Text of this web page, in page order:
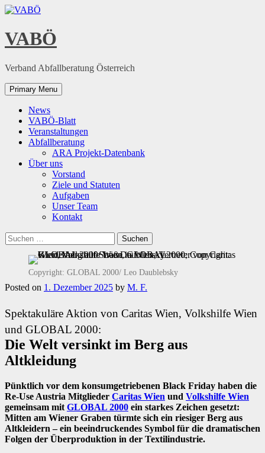
Skip
content
VABÖ
Verband Abfallberatung Österreich
Primary Menu
News
VABÖ-Blatt
Veranstaltungen
Abfallberatung
ARA Projekt-Datenbank
Über uns
Vorstand
Ziele und Statuten
Aufgaben
Unser Team
Kontakt
Suchen
nach:
Copyright: GLOBAL 2000/ Leo Daublebsky
Posted on 1. Dezember 2025 by M. F.
Spektakuläre Aktion von Caritas Wien, Volkshilfe Wien
und GLOBAL 2000:
Die Welt versinkt im Berg aus
Altkleidung
Pünktlich vor dem konsumgetriebenen Black Friday haben die
Re-Use Austria Mitglieder Caritas Wien und Volkshilfe Wien
gemeinsam mit GLOBAL 2000 ein starkes Zeichen gesetzt:
Mitten am Wiener Graben türmte sich ein riesiger Berg aus
Altkleidern – ein beeindruckendes Symbol für die dramatischen
Folgen der Überproduktion in der Textilindustrie.